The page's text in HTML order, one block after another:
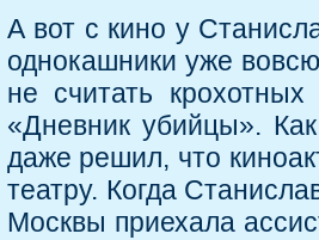
А вот с кино у
однокашники уже
не считать
«Дневник убийцы».
даже решил, что
театру. Когда
Москвы приехала